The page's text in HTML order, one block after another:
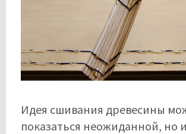
Идея сшивания древесины
показаться неожиданной, но